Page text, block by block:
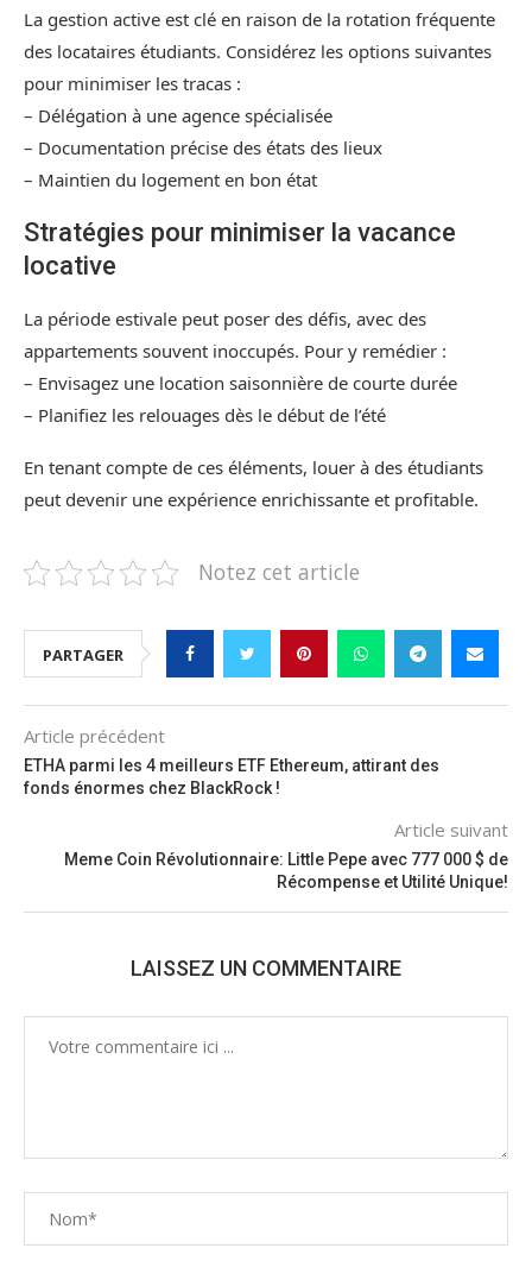
La gestion active est clé en raison de la rotation fréquente
des locataires étudiants. Considérez les options suivantes
pour minimiser les tracas :
– Délégation à une agence spécialisée
– Documentation précise des états des lieux
– Maintien du logement en bon état
Stratégies pour minimiser la vacance
locative
La période estivale peut poser des défis, avec des
appartements souvent inoccupés. Pour y remédier :
– Envisagez une location saisonnière de courte durée
– Planifiez les relouages dès le début de l’été
En tenant compte de ces éléments, louer à des étudiants
peut devenir une expérience enrichissante et profitable.
Notez cet article
PARTAGER
Article précédent
ETHA parmi les 4 meilleurs ETF Ethereum, attirant des
fonds énormes chez BlackRock !
Article suivant
Meme Coin Révolutionnaire: Little Pepe avec 777 000 $ de
Récompense et Utilité Unique!
LAISSEZ UN COMMENTAIRE